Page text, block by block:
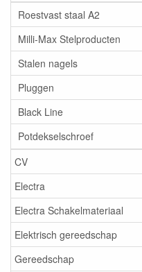
Roestvast staal A2
Milli-Max Stelproducten
Stalen nagels
Pluggen
Black Line
Potdekselschroef
CV
Electra
Electra Schakelmateriaal
Elektrisch gereedschap
Gereedschap